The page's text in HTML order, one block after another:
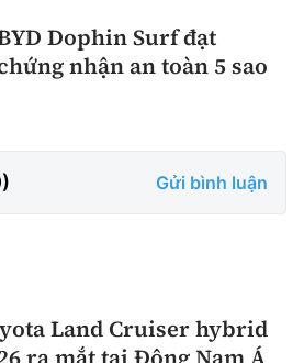
Dophin Surf đạt
nhận an toàn 5 sao
) Gửi bình luận
Land Cruiser hybrid